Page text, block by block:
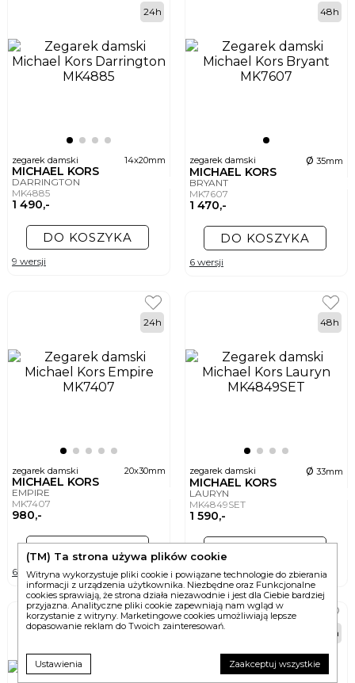
zegarek damski 14x20mm
MICHAEL KORS
DARRINGTON
MK4885
1 490,-
24h
DO KOSZYKA
9 wersji
zegarek damski ø 35mm
MICHAEL KORS
BRYANT
MK7607
1 470,-
48h
DO KOSZYKA
6 wersji
zegarek damski 20x30mm
MICHAEL KORS
EMPIRE
MK7407
980,-
24h
DO KOSZYKA
6 wersji
zegarek damski ø 33mm
MICHAEL KORS
LAURYN
MK4849SET
1 590,-
48h
DO KOSZYKA
6 wersji
24h 24h
(TM) Ta strona używa plików cookie
Witryna wykorzystuje pliki cookie i powiązane technologie do zbierania
informacji z urządzenia użytkownika. Niezbędne oraz Funkcjonalne
cookies sprawiają, że strona działa niezawodnie i jest dla Ciebie bardziej
przyjazna. Analityczne pliki cookie zapewniają nam wgląd w
korzystanie z witryny. Marketingowe cookies umożliwiają lepsze
dopasowanie reklam do Twoich zainteresowań.
Ustawienia Zaakceptuj wszystkie